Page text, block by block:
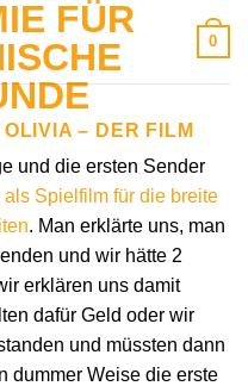
0
OLIVIA – DER FILM
und die ersten Sender
als Spielfilm für die breite
. Man erklärte uns, man
und wir hätte 2
erklären uns damit
dafür Geld oder wir
und müssten dann
dummer Weise die erste